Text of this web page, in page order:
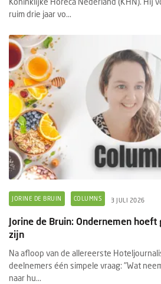
ruim drie jaar vo...
JORINE DE BRUIN COLUMNS 3 JULI 2026
Jorine de Bruin: Ondernemen
zijn
Na afloop van de allereerste
deelnemers één simpele vraag: "Wat
naar hu...